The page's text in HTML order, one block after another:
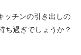
ッチンの引き出しの
ち過ぎでしょうか？